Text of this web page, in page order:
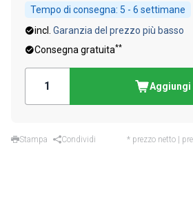
Tempo di consegna: 5 - 6 settimane
incl. Garanzia del prezzo più basso
Consegna gratuita**
Stampa Condividi * prezzo netto |